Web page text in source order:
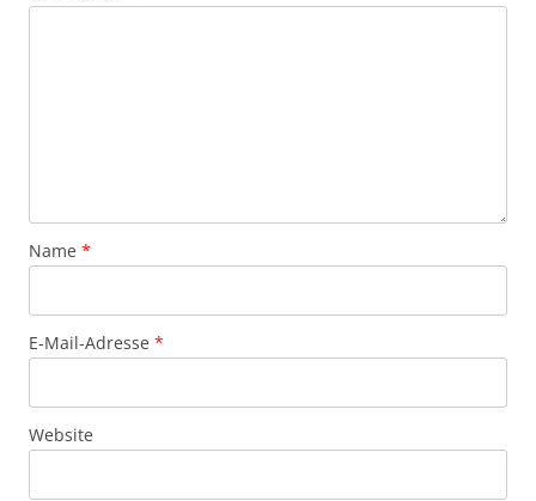
Name *
E-Mail-Adresse *
Website